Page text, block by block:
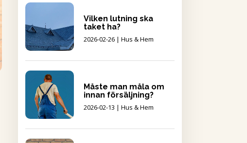
Vilken lutning ska
taket ha?
2026-02-26| Hus & Hem
Måste man måla om
innan försäljning?
2026-02-13 | Hus & Hem